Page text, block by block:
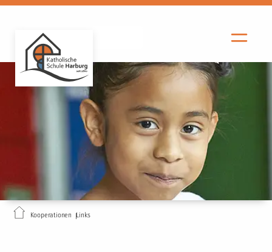
Kooperationen Links